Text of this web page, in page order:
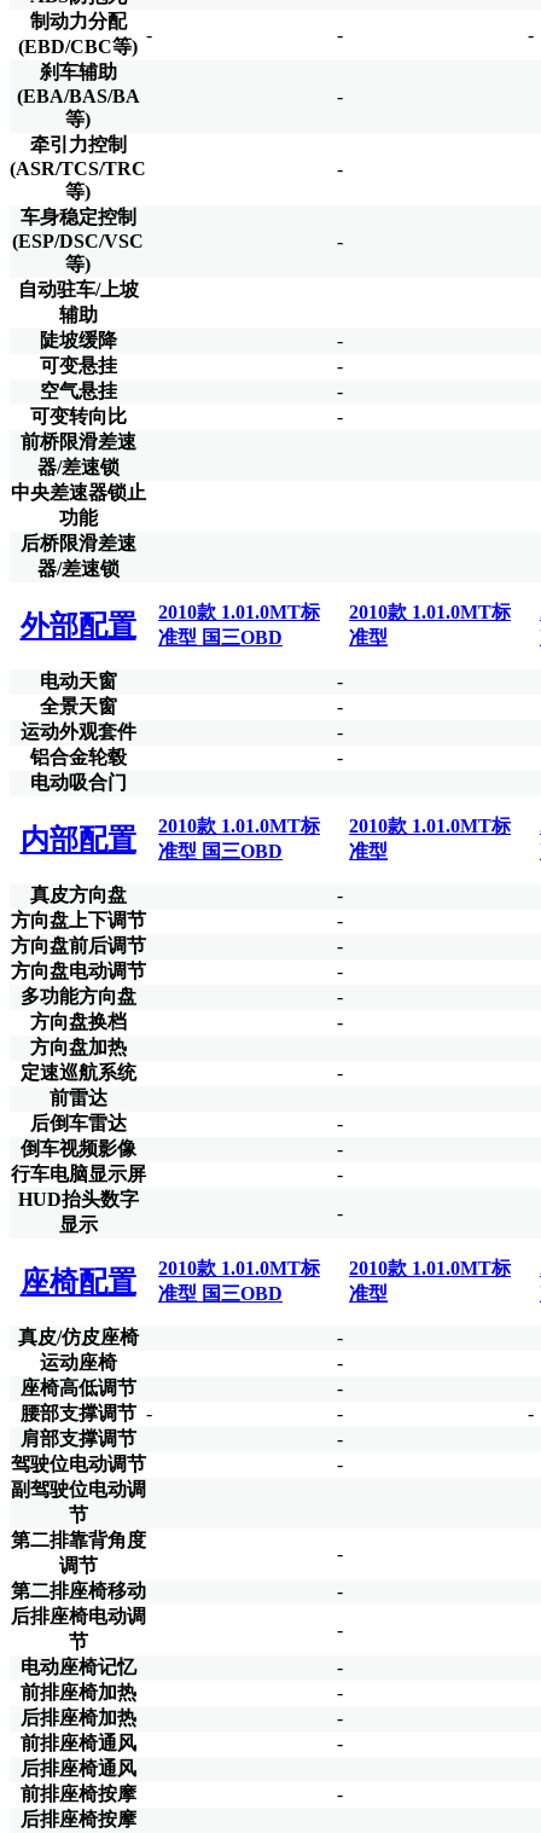
制动力分配
(EBD/CBC等)
- -
-
刹车辅助
(EBA/BAS/BA
等)
-
牵引力控制
(ASR/TCS/TRC
等)
-
车身稳定控制
(ESP/DSC/VSC
等)
-
自动驻车/上坡
辅助
陡坡缓降
-
可变悬挂
-
空气悬挂
-
可变转向比
-
前桥限滑差速
器/差速锁
中央差速器锁止
功能
后桥限滑差速
器/差速锁
外部配置
2010款 1.01.0MT标
准型 国三OBD
2010款 1.01.0MT标
准型
电动天窗
-
全景天窗
-
运动外观套件
-
铝合金轮毂
-
电动吸合门
内部配置
2010款 1.01.0MT标
准型 国三OBD
2010款 1.01.0MT标
准型
真皮方向盘
-
方向盘上下调节
-
方向盘前后调节
-
方向盘电动调节
-
多功能方向盘
-
方向盘换档
-
方向盘加热
定速巡航系统
-
前雷达
后倒车雷达
-
倒车视频影像
-
行车电脑显示屏
-
HUD抬头数字
显示
-
座椅配置
2010款 1.01.0MT标
准型 国三OBD
2010款 1.01.0MT标
准型
真皮/仿皮座椅
-
运动座椅
-
座椅高低调节
-
腰部支撑调节 - -
-
肩部支撑调节
-
驾驶位电动调节
-
副驾驶位电动调
节
第二排靠背角度
调节
-
第二排座椅移动
-
后排座椅电动调
节
-
电动座椅记忆
-
前排座椅加热
-
后排座椅加热
-
前排座椅通风
-
后排座椅通风
前排座椅按摩
-
后排座椅按摩